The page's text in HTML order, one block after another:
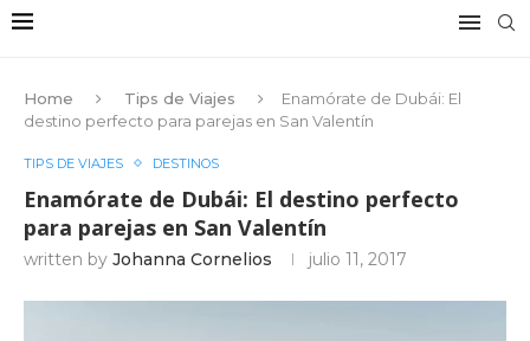
Home Tips de Viajes
Enamórate de Dubái: El
destino perfecto para parejas en San Valentín
TIPS DE VIAJES DESTINOS
Enamórate de Dubái: El destino perfecto
para parejas en San Valentín
written by Johanna Cornelios julio 11, 2017